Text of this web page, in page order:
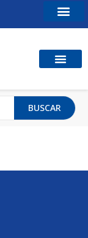
BUSCAR